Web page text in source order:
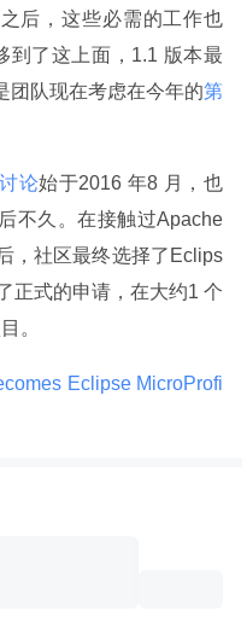
后，这些必需的工作也
到了这上面，1.1 版本最
团队现在考虑在今年的第
论始于2016 年8 月，也
不久。在接触过Apache
，社区最终选择了Eclips
正式的申请，在大约1 个
。
Eclipse MicroProfi